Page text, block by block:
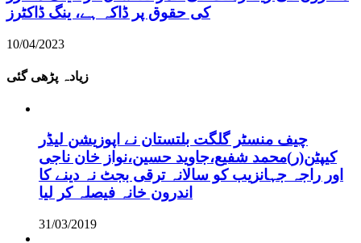
کی حقوق پر ڈاکہ ہے، ینگ ڈاکٹرز
10/04/2023
زیادہ پڑھی گئی
چیف منسٹر گلگت بلتستان نے اپوزیشن لیڈر
کیپٹن(ر)محمد شفیع،جاوید حسین،نواز خان ناجی
اور راجہ جہانزیب کو سالانہ ترقی بجٹ نہ دینے کا
اندرون خانہ فیصلہ کر لیا
31/03/2019